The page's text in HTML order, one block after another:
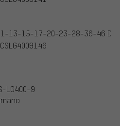
13-15-17-20-23-28-36-46 D
LG400-9